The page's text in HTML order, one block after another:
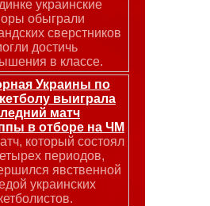
украинские
обыграли
сверстников
достичь
в классе.
Украины по
выиграла
матч
в отборе на ЧМ
который состоял
периодов,
явственной
украинских